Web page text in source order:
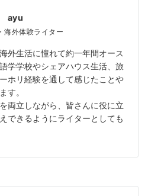
ayu
海外体験ライター
外生活に憧れて約一年間オース
学学校やシェアハウス生活、旅
ホリ経験を通して感じたことや
す。
両立しながら、皆さんに役に立
できるようにライターとしても